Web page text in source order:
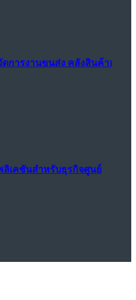
ดการงานขนส่ง คลังสินค้า)
พลิเคชันสำหรับธุรกิจศูนย์